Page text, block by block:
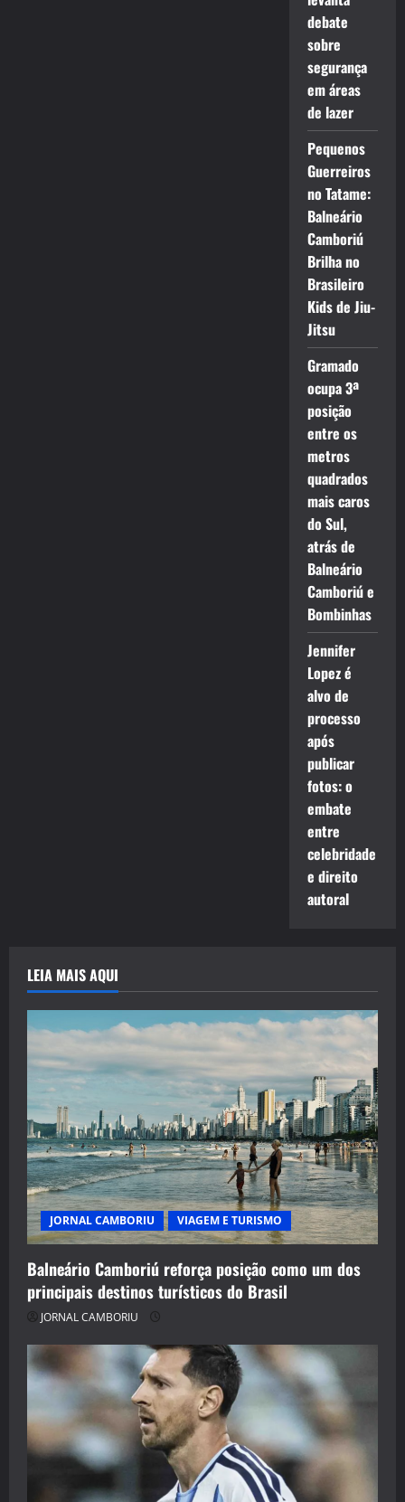
debate
sobre
segurança
em áreas
de lazer
Pequenos
Guerreiros
no Tatame:
Balneário
Camboriú
Brilha no
Brasileiro
Kids de Jiu-
Jitsu
Gramado
ocupa 3ª
posição
entre os
metros
quadrados
mais caros
do Sul,
atrás de
Balneário
Camboriú e
Bombinhas
Jennifer
Lopez é
alvo de
processo
após
publicar
fotos: o
embate
entre
celebridade
e direito
autoral
LEIA MAIS AQUI
JORNAL CAMBORIU VIAGEM E TURISMO
Balneário Camboriú reforça posição como um dos
principais destinos turísticos do Brasil
JORNAL CAMBORIU